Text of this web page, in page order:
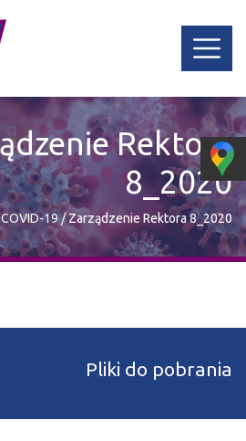
Rektora
8_2020
COVID-19/ Zarządzenie Rektora 8_2020
Pliki do pobrania